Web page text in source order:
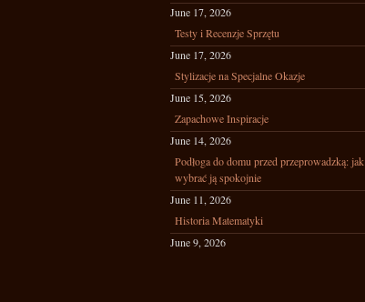
June 17, 2026
Testy i Recenzje Sprzętu
June 17, 2026
Stylizacje na Specjalne Okazje
June 15, 2026
Zapachowe Inspiracje
June 14, 2026
Podłoga do domu przed przeprowadzką: jak
wybrać ją spokojnie
June 11, 2026
Historia Matematyki
June 9, 2026